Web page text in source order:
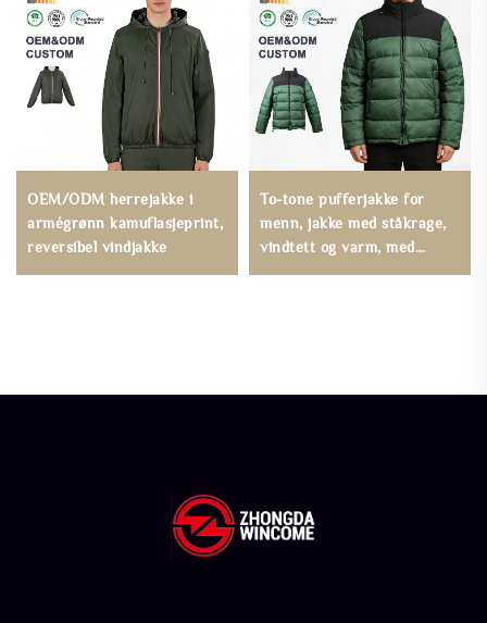
OEM/ODM herrejakke i
armégrønn kamuflasjeprint,
reversibel vindjakke
To-tone pufferjakke for
menn, jakke med ståkrage,
vindtett og varm, med